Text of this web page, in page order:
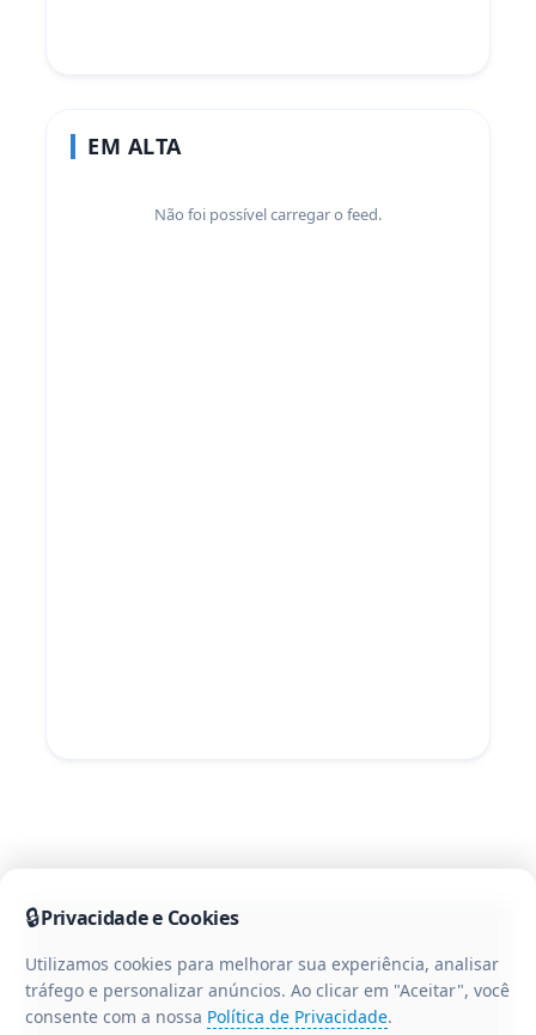
EM ALTA
Não foi possível carregar o feed.
🔒Privacidade e Cookies
Utilizamos cookies para melhorar sua experiência, analisar
tráfego e personalizar anúncios. Ao clicar em "Aceitar", você
consente com a nossa Política de Privacidade.